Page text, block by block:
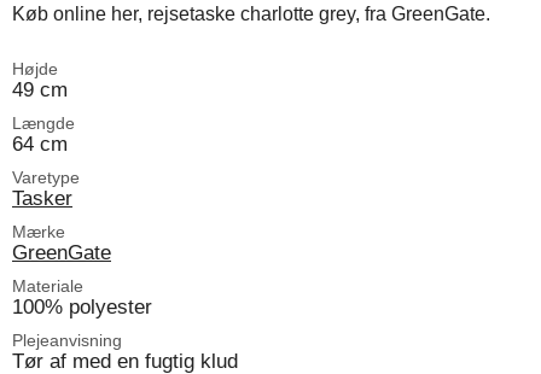
Køb online her, rejsetaske charlotte grey, fra GreenGate.
Højde
49 cm
Længde
64 cm
Varetype
Tasker
Mærke
GreenGate
Materiale
100% polyester
Plejeanvisning
Tør af med en fugtig klud